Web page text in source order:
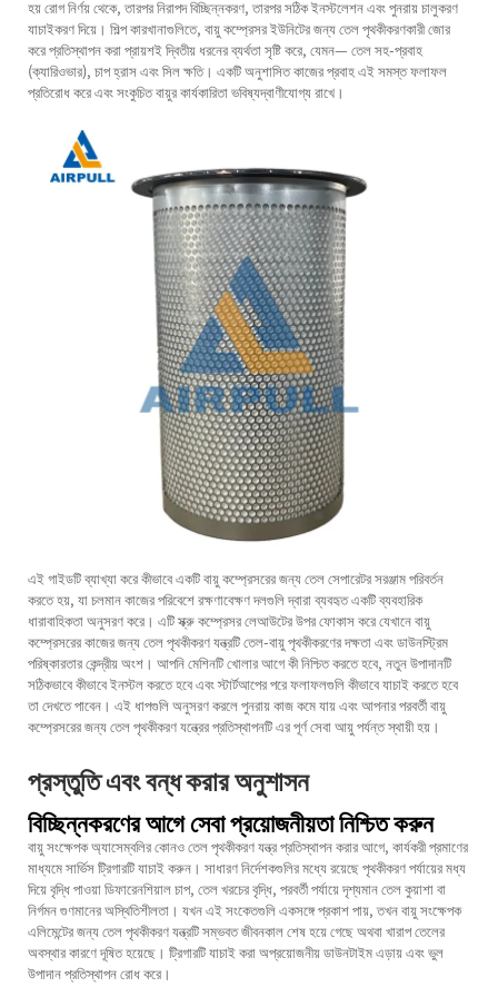
হয় রোগ নির্ণয় থেকে, তারপর নিরাপদ বিচ্ছিন্নকরণ, তারপর সঠিক ইনস্টলেশন এবং পুনরায় চালুকরণ
যাচাইকরণ দিয়ে। শিল্প কারখানাগুলিতে, বায়ু কম্প্রেসর ইউনিটের জন্য তেল পৃথকীকরণকারী জোর
করে প্রতিস্থাপন করা প্রায়শই দ্বিতীয় ধরনের ব্যর্থতা সৃষ্টি করে, যেমন— তেল সহ-প্রবাহ
(ক্যারিওভার), চাপ হ্রাস এবং সিল ক্ষতি। একটি অনুশাসিত কাজের প্রবাহ এই সমস্ত ফলাফল
প্রতিরোধ করে এবং সংকুচিত বায়ুর কার্যকারিতা ভবিষ্যদ্বাণীযোগ্য রাখে।
এই গাইডটি ব্যাখ্যা করে কীভাবে একটিবায়ু কম্প্রেসরের জন্য তেল সেপারেটরসরঞ্জাম পরিবর্তন
করতে হয়, যা চলমান কাজের পরিবেশে রক্ষণাবেক্ষণ দলগুলি দ্বারা ব্যবহৃত একটি ব্যবহারিক
ধারাবাহিকতা অনুসরণ করে। এটি স্ক্রু কম্প্রেসর লেআউটের উপর ফোকাস করে যেখানে বায়ু
কম্প্রেসরের কাজের জন্য তেল পৃথকীকরণ যন্ত্রটি তেল-বায়ু পৃথকীকরণের দক্ষতা এবং ডাউনস্ট্রিম
পরিষ্কারতার কেন্দ্রীয় অংশ। আপনি মেশিনটি খোলার আগে কী নিশ্চিত করতে হবে, নতুন উপাদানটি
সঠিকভাবে কীভাবে ইনস্টল করতে হবে এবং স্টার্টআপের পরে ফলাফলগুলি কীভাবে যাচাই করতে হবে
তা দেখতে পাবেন। এই ধাপগুলি অনুসরণ করলে পুনরায় কাজ কমে যায় এবং আপনার পরবর্তী বায়ু
কম্প্রেসরের জন্য তেল পৃথকীকরণ যন্ত্রের প্রতিস্থাপনটি এর পূর্ণ সেবা আয়ু পর্যন্ত স্থায়ী হয়।
প্রস্তুতি এবং বন্ধ করার অনুশাসন
বিচ্ছিন্নকরণের আগে সেবা প্রয়োজনীয়তা নিশ্চিত করুন
বায়ু সংক্ষেপক অ্যাসেম্বলির কোনও তেল পৃথকীকরণ যন্ত্র প্রতিস্থাপন করার আগে, কার্যকরী প্রমাণের
মাধ্যমে সার্ভিস ট্রিগারটি যাচাই করুন। সাধারণ নির্দেশকগুলির মধ্যে রয়েছে পৃথকীকরণ পর্যায়ের মধ্য
দিয়ে বৃদ্ধি পাওয়া ডিফারেনশিয়াল চাপ, তেল খরচের বৃদ্ধি, পরবর্তী পর্যায়ে দৃশ্যমান তেল কুয়াশা বা
নির্গমন গুণমানের অস্থিতিশীলতা। যখন এই সংকেতগুলি একসঙ্গে প্রকাশ পায়, তখন বায়ু সংক্ষেপক
এলিমেন্টের জন্য তেল পৃথকীকরণ যন্ত্রটি সম্ভবত জীবনকাল শেষ হয়ে গেছে অথবা খারাপ তেলের
অবস্থার কারণে দূষিত হয়েছে। ট্রিগারটি যাচাই করা অপ্রয়োজনীয় ডাউনটাইম এড়ায় এবং ভুল
উপাদান প্রতিস্থাপন রোধ করে।